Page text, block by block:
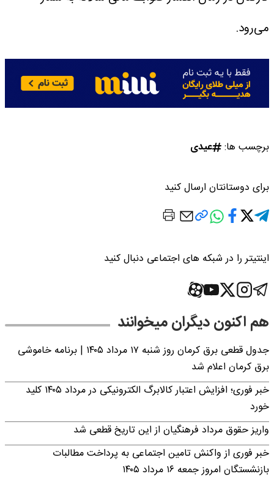
می‌رود.
برچسب ها: عیدی
برای دوستانتان ارسال کنید
اینتیتر را در شبکه های اجتماعی دنبال کنید
هم اکنون دیگران میخوانند
جدول قطعی برق کرمان روز شنبه ۱۷ مرداد ۱۴۰۵ | برنامه خاموشی
برق کرمان اعلام شد
خبر فوری؛ افزایش اعتبار کالابرگ الکترونیکی در مرداد ۱۴۰۵ کلید
خورد
واریز حقوق مرداد فرهنگیان از این تاریخ قطعی شد
خبر فوری از واکنش تامین اجتماعی به پرداخت مطالبات
بازنشستگان امروز جمعه ۱۶ مرداد ۱۴۰۵